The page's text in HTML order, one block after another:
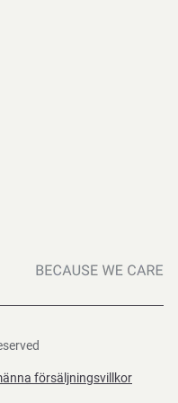
försäljningsvillkor